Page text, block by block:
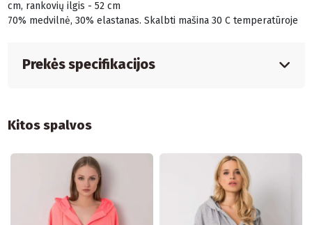
cm, rankovių ilgis - 52 cm
70% medvilnė, 30% elastanas. Skalbti mašina 30 C temperatūroje
Prekės specifikacijos
Kitos spalvos